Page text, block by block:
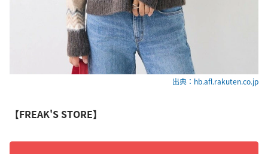
出典：hb.afl.rakuten.co.jp
【FREAK'S STORE】